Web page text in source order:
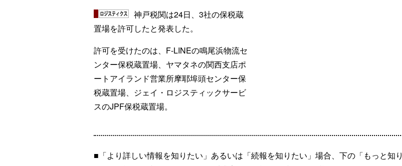
神戸税関は24日、3社の保税蔵
置場を許可したと発表した。
許可を受けたのは、F-LINEの鳴尾浜物流セ
ンター保税蔵置場、ヤマタネの関西支店ポ
ートアイランド営業所摩耶埠頭センター保
税蔵置場、ジェイ・ロジスティックサービ
スのJPF保税蔵置場。
■「より詳しい情報を知りたい」あるいは「続報を知りたい」場合、下の「もっと知り